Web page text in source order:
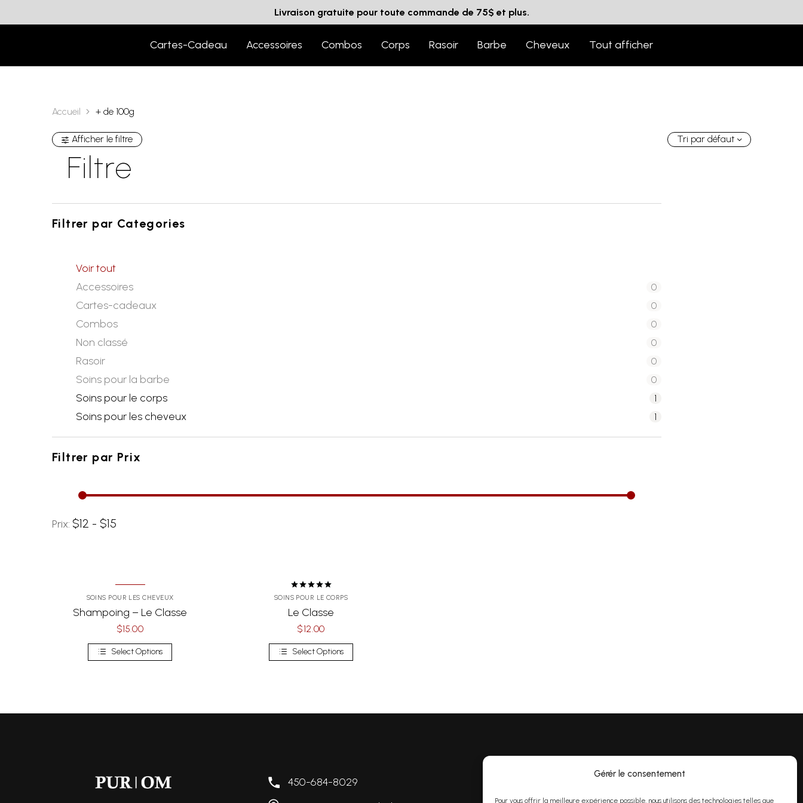
Gérér le consentement
Pour vous offrir la meilleure expérience possible, nous utilisons des technologies telles que
Livraison gratuite pour toute commande de 75$ et plus.
Cartes-Cadeau Accessoires Combos Corps Rasoir Barbe Cheveux Tout afficher
Accueil + de 100g
Afficher le filtre
Filtre
Filtrer par Categories
Voir tout
Accessoires
0
Cartes-cadeaux 0
Combos 0
Non classé 0
Rasoir 0
Soins pour la barbe 0
Soins pour le corps 1
Soins pour les cheveux 1
Filtrer par Prix
Prix: $12 - $15
Tri par défaut
SOINS POUR LES CHEVEUX
Shampoing – Le Classe
$15.00
Select Options
sur 5
SOINS POUR LE CORPS
Le Classe
$12.00
Select Options
450-684-8029